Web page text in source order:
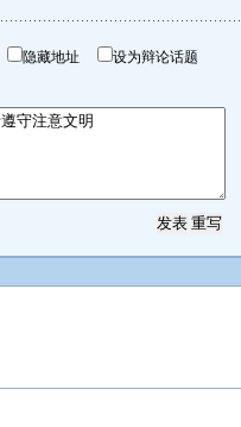
隐藏地址 设为辩论话题